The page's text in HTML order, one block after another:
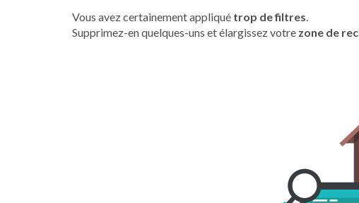
Vous avez certainement appliqué trop de filtres.
Supprimez-en quelques-uns et élargissez votre zone de